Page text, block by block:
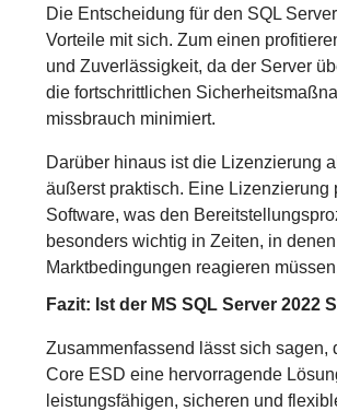
Die Entscheidung für den SQL
Vorteile mit sich. Zum einen
und Zuverlässigkeit, da der Server
die fortschrittlichen
missbrauch minimiert.
Darüber hinaus ist die Lizenzierung
äußerst praktisch. Eine
Software, was den
besonders wichtig in Zeiten, in
Marktbedingungen reagieren
Fazit: Ist der MS SQL Server 2022
Zusammenfassend lässt sich sagen,
Core ESD eine hervorragende
leistungsfähigen, sicheren und